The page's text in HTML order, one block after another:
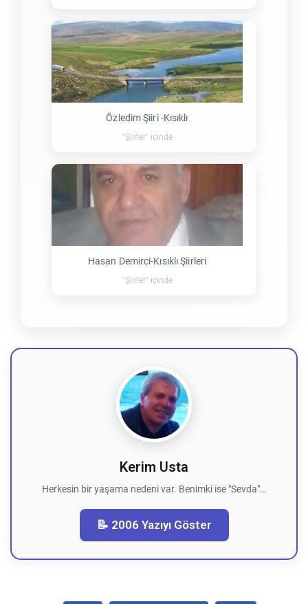
Özledim Şiiri -Kısıklı
"Şiirler" içinde
Hasan Demirci-Kısıklı Şiirleri
"Şiirler" içinde
Kerim Usta
Herkesin bir yaşama nedeni var. Benimki ise "Sevda"…
📝 2006 Yazıyı Göster